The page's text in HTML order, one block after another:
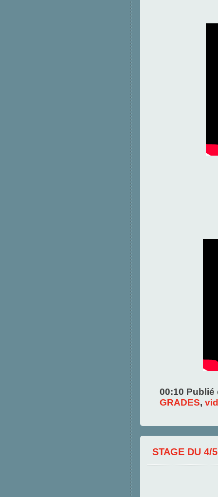
00:10
GRADES,
STAGE DU 4/